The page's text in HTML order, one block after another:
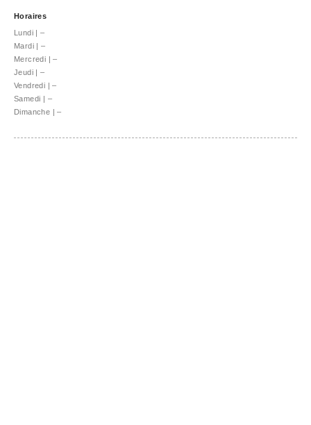
Horaires
Lundi | –
Mardi | –
Mercredi | –
Jeudi | –
Vendredi | –
Samedi | –
Dimanche | –